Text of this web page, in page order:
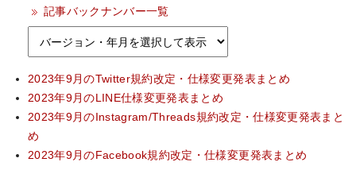
記事バックナンバー一覧
2023年9月のTwitter規約改定・仕様変更発表まとめ
2023年9月のLINE仕様変更発表まとめ
2023年9月のInstagram/Threads規約改定・仕様変更発表まと
め
2023年9月のFacebook規約改定・仕様変更発表まとめ